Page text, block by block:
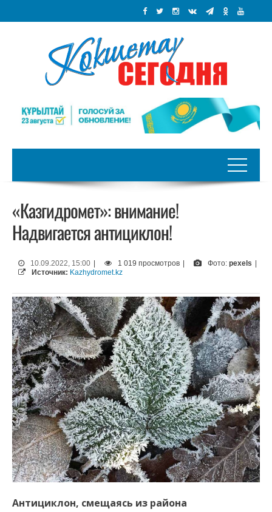
«Казгидромет»: внимание!
Надвигается антициклон!
10.09.2022, 15:00 | 1 019 просмотров | Фото: pexels |
Источник: Kazhydromet.kz
Антициклон, смещаясь из района